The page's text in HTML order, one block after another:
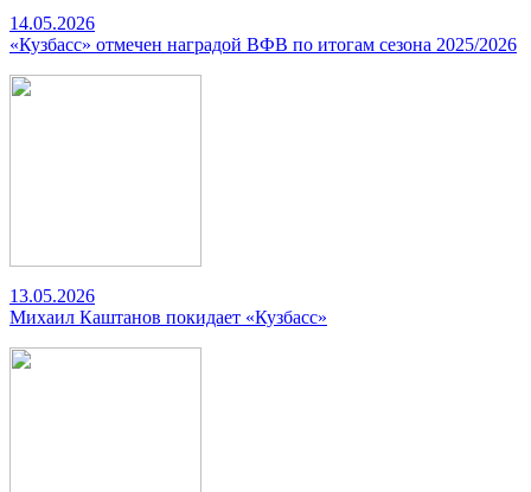
14.05.2026
«Кузбасс» отмечен наградой ВФВ по итогам сезона 2025/2026
13.05.2026
Михаил Каштанов покидает «Кузбасс»